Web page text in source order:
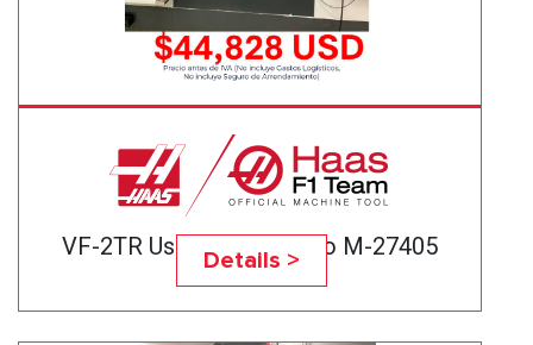
VF-2TR Usado Certificado M-27405
Details >